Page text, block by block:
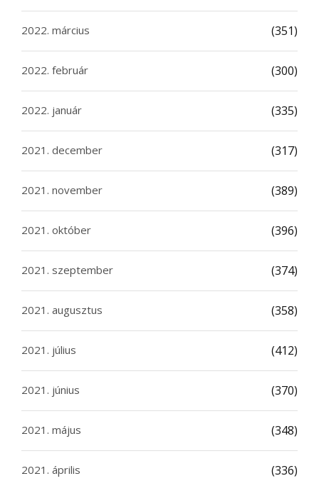
2022. március (351)
2022. február (300)
2022. január (335)
2021. december (317)
2021. november (389)
2021. október (396)
2021. szeptember (374)
2021. augusztus (358)
2021. július (412)
2021. június (370)
2021. május (348)
2021. április (336)